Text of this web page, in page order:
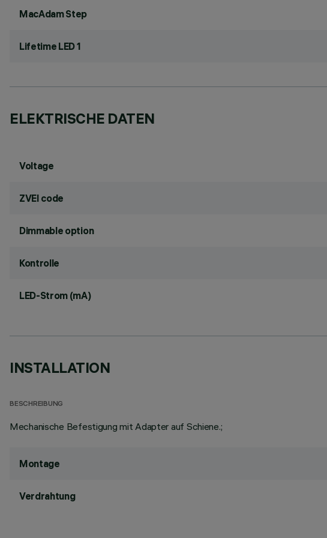
MacAdam Step
Lifetime LED 1
ELEKTRISCHE DATEN
Voltage
ZVEI code
Dimmable option
Kontrolle
LED-Strom (mA)
INSTALLATION
BESCHREIBUNG
Mechanische Befestigung mit Adapter auf Schiene.;
Montage
Verdrahtung